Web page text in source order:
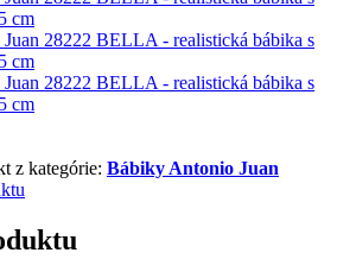
z kategórie: Bábiky Antonio Juan